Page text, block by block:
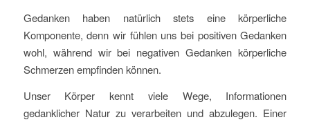
Gedanken haben natürlich stets eine körperliche
Komponente, denn wir fühlen uns bei positiven Gedanken
wohl, während wir bei negativen Gedanken körperliche
Schmerzen empfinden können.
Unser Körper kennt viele Wege, Informationen
gedanklicher Natur zu verarbeiten und abzulegen. Einer